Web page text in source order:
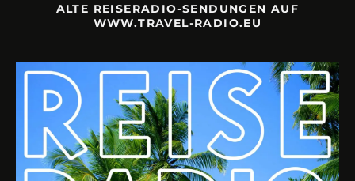
ALTE REISERADIO-SENDUNGEN AUF
WWW.TRAVEL-RADIO.EU